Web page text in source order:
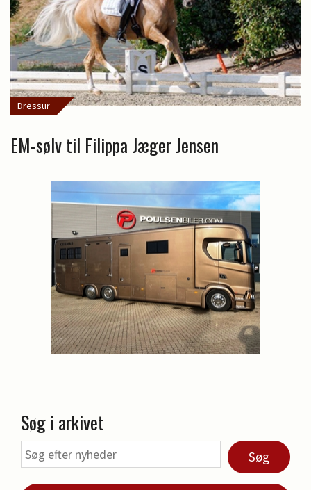
Dressur
EM-sølv til Filippa Jæger Jensen
Søg i arkivet
Søg